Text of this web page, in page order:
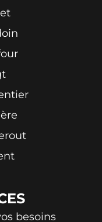
besoins